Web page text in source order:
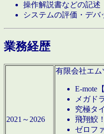
操作解説書などの記述
システムの評価・デバ
業務経歴
2021～2026
有限会社エム
E-mote
メガド
究極タ
飛翔鮫
ゼロフ